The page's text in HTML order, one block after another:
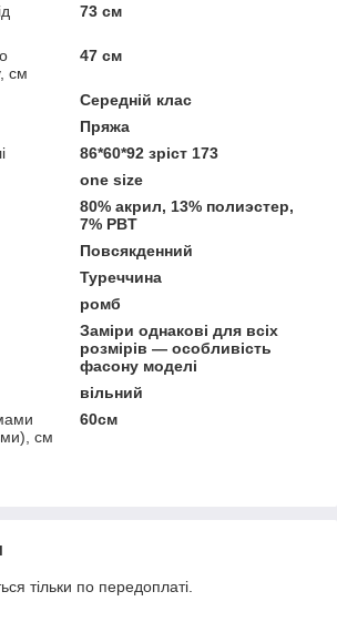
73 см
см
47 см
Середній клас
Пряжа
86*60*92 зріст 173
one size
80% акрил, 13% полиэстер,
7% PBT
Повсякденний
Туреччина
ромб
Заміри однакові для всіх
розмірів — особливість
фасону моделі
вільний
см
60см
тільки по передоплаті.